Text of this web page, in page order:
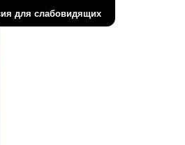
для слабовидящих